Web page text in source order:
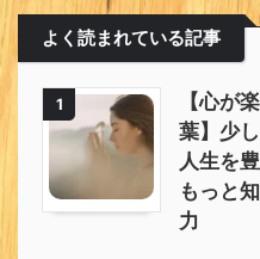
よく読まれている記事
1
【心が
葉】少
人生を
もっと
力